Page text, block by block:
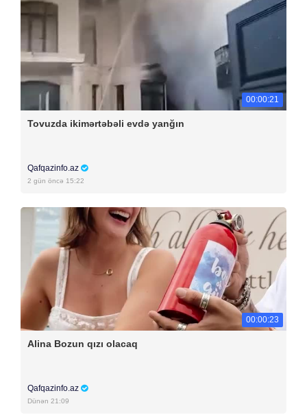
00:00:21
Tovuzda ikimərtəbəli evdə yanğın
Qafqazinfo.az
2 gün öncə 15:22
00:00:23
Alina Bozun qızı olacaq
Qafqazinfo.az
Dünən 21:09